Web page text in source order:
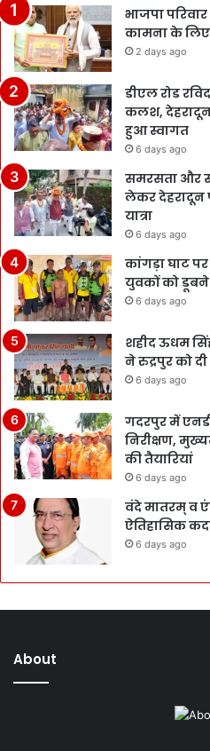
भाजपा
कामना के लिए
2 days ago
डीएल रोड
कलश, देहरादून
हुआ स्वागत
6 days ago
समरसता और
लेकर देहरादून
यात्रा
6 days ago
कांगड़ा घाट
युवकों को डूबने
6 days ago
शहीद ऊधम
ने रुद्रपुर को
6 days ago
गदरपुर में
निरीक्षण,
की तैयारियां
6 days ago
वंदे मातरम् व
ऐतिहासिक
6 days ago
About